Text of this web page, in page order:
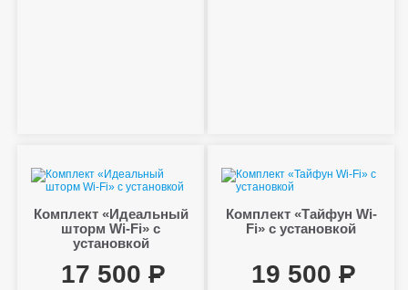
Комплект «Идеальный
шторм Wi-Fi» с
установкой
17 500
Комплект «Тайфун Wi-
Fi» с установкой
19 500